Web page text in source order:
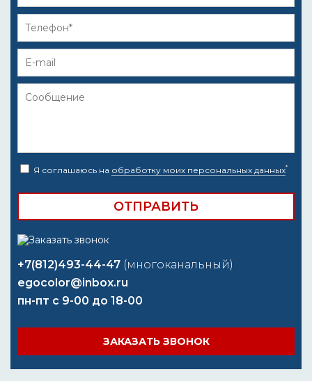
Я соглашаюсь на обработку моих персональных данных*
+7(812)493-44-47 (многоканальный)
egocolor@inbox.ru
пн-пт с 9-00 до 18-00
ЗАКАЗАТЬ ЗВОНОК